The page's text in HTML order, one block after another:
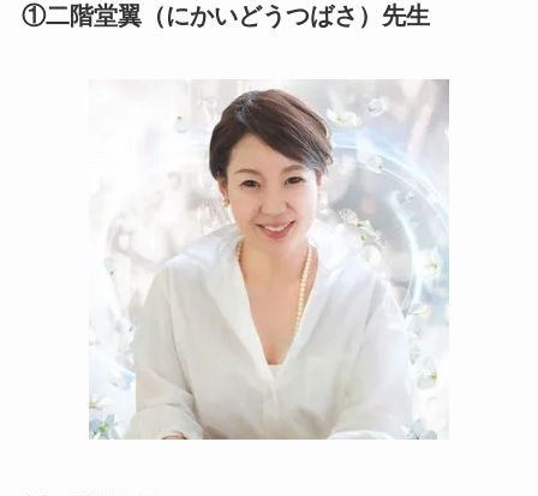
①二階堂翼（にかいどうつばさ）先生